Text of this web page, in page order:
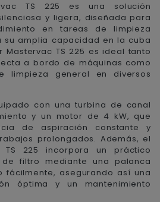
TS 225 es una solución
y ligera, diseñada para
en tareas de limpieza
su amplia capacidad en la cuba
TS 225 es ideal tanto
a bordo de máquinas como
limpieza general en diversos
con una turbina de canal
y un motor de 4 kW, que
de aspiración constante y
prolongados. Además, el
TS 225 incorpora un práctico
filtro mediante una palanca
fácilmente, asegurando así una
óptima y un mantenimiento